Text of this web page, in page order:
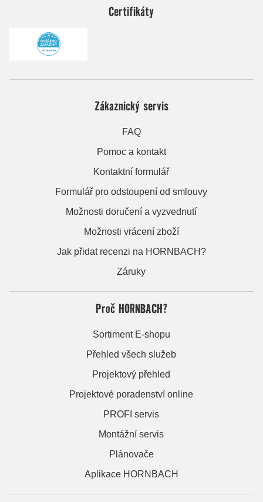
Certifikáty
Zákaznický servis
FAQ
Pomoc a kontakt
Kontaktní formulář
Formulář pro odstoupení od smlouvy
Možnosti doručení a vyzvednutí
Možnosti vrácení zboží
Jak přidat recenzi na HORNBACH?
Záruky
Proč HORNBACH?
Sortiment E-shopu
Přehled všech služeb
Projektový přehled
Projektové poradenství online
PROFI servis
Montážní servis
Plánovače
Aplikace HORNBACH